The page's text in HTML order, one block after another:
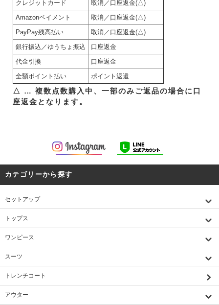
クレジットカード
取消／口座返金(△)
Amazonペイメント
取消／口座返金(△)
PayPay残高払い
取消／口座返金(△)
銀行振込／ゆうちょ振込
口座返金
代金引換
口座返金
全額ポイント払い
ポイント返還
△ … 複数点数購入中、一部のみご返品の場合に口
座返金となります。
カテゴリーから探す
セットアップ
トップス
ワンピース
スーツ
トレンチコート
アウター